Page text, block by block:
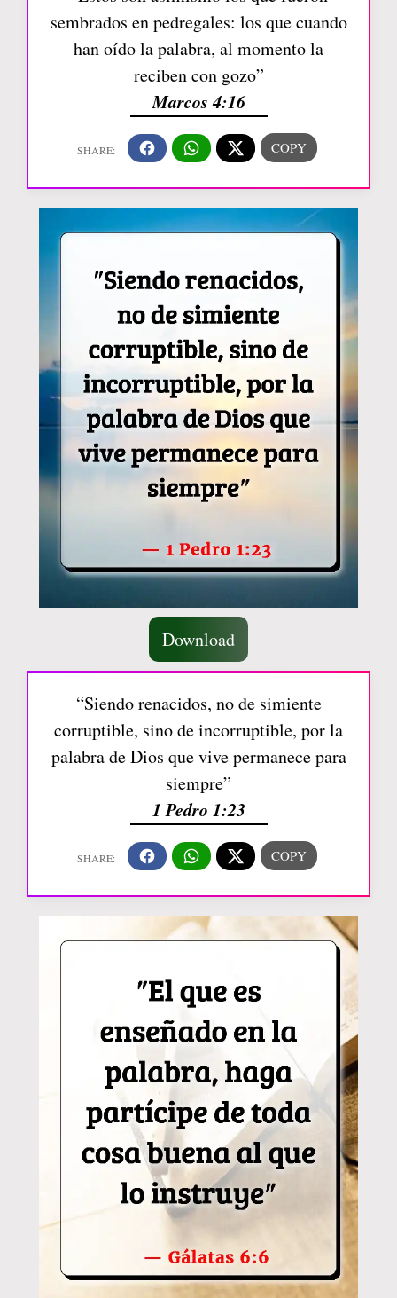
sembrados en pedregales: los que cuando
han oído la palabra, al momento la
reciben con gozo”
Marcos 4:16
Download
“Siendo renacidos, no de simiente
corruptible, sino de incorruptible, por la
palabra de Dios que vive permanece para
siempre”
1 Pedro 1:23